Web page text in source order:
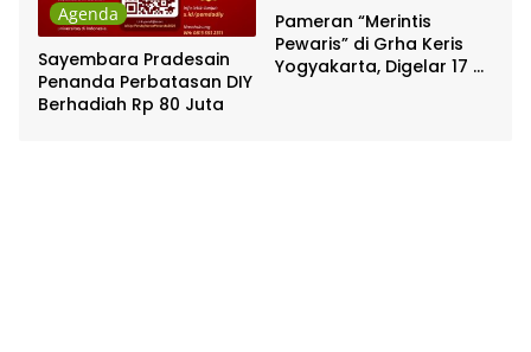
Agenda
Sayembara Pradesain
Penanda Perbatasan DIY
Berhadiah Rp 80 Juta
Pameran “Merintis
Pewaris” di Grha Keris
Yogyakarta, Digelar 17 –